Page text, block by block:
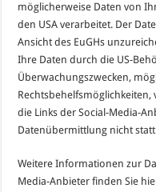
möglicherweise Daten von
den USA verarbeitet. Der
Ansicht des EuGHs
Ihre Daten durch die US-
Überwachungszwecken,
die Links der Social-Media-
Datenübermittlung nicht
Weitere Informationen zur
Media-Anbieter finden Sie